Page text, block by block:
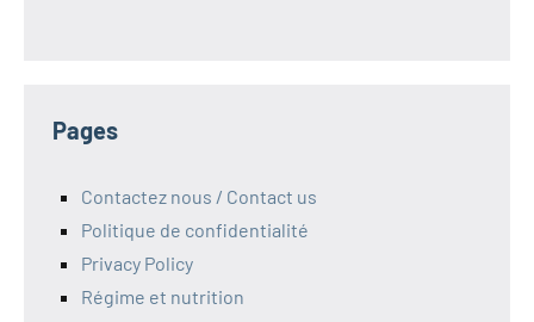
Pages
Contactez nous / Contact us
Politique de confidentialité
Privacy Policy
Régime et nutrition